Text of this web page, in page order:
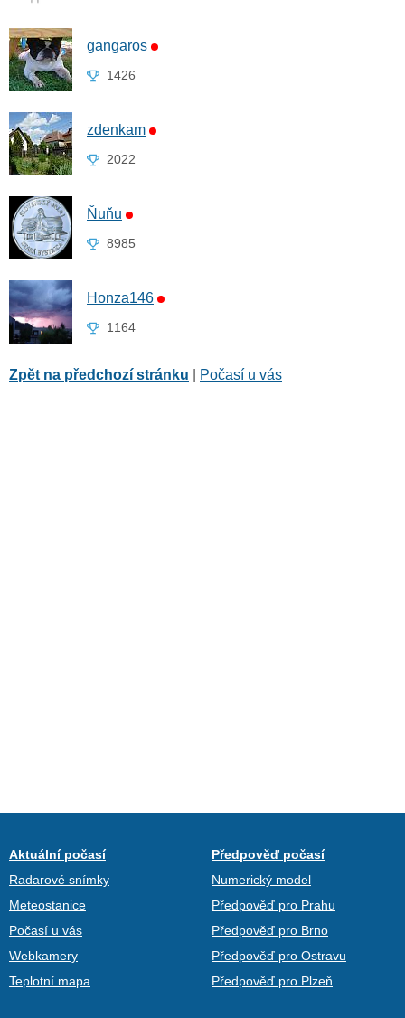
gangaros
1426
zdenkam
2022
Ňuňu
8985
Honza146
1164
Zpět na předchozí stránku Počasí u vás
Aktuální počasí
Radarové snímky
Meteostanice
Počasí u vás
Webkamery
Teplotní mapa
Předpověď počasí
Numerický model
Předpověď pro Prahu
Předpověď pro Brno
Předpověď pro Ostravu
Předpověď pro Plzeň